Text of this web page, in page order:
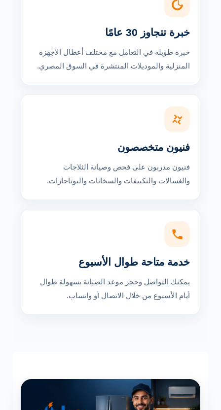
خبرة تتجاوز 30 عامًا
خبرة طويلة في التعامل مع مختلف أعطال الأجهزة
المنزلية والموديلات المنتشرة في السوق المصري.
فنيون متخصصون
فنيون مدربون على فحص وصيانة الثلاجات
والغسالات والتكييفات والسخانات والبوتاجازات.
خدمة متاحة طوال الأسبوع
يمكنك التواصل وحجز موعد الصيانة بسهولة طوال
أيام الأسبوع من خلال الاتصال أو واتساب.